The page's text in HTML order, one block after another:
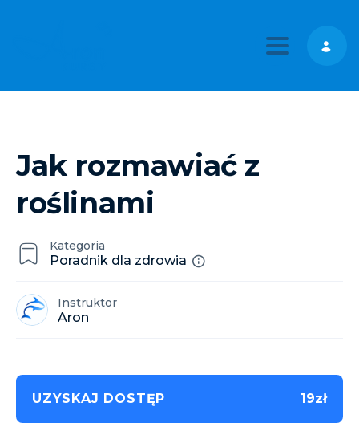
Toggle
Kategoria
Poradnik dla zdrowia
Instruktor
Aron
Jak rozmawiać z
roślinami
UZYSKAJ DOSTĘP 19zł